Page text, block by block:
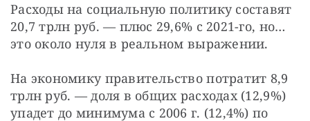
Расходы на социальную политику составят
20,7 трлн руб. — плюс 29,6% с 2021-го, но…
это около нуля в реальном выражении.
На экономику правительство потратит 8,9
трлн руб. — доля в общих расходах (12,9%)
упадет до минимума с 2006 г. (12,4%) по